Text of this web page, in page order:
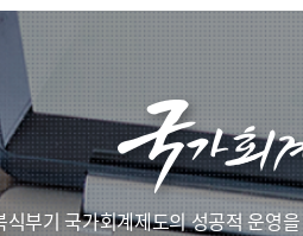
식부기 국가회계제도의 성공적 운영